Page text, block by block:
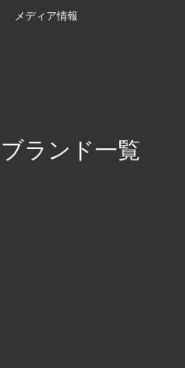
メディア情報
ランド一覧